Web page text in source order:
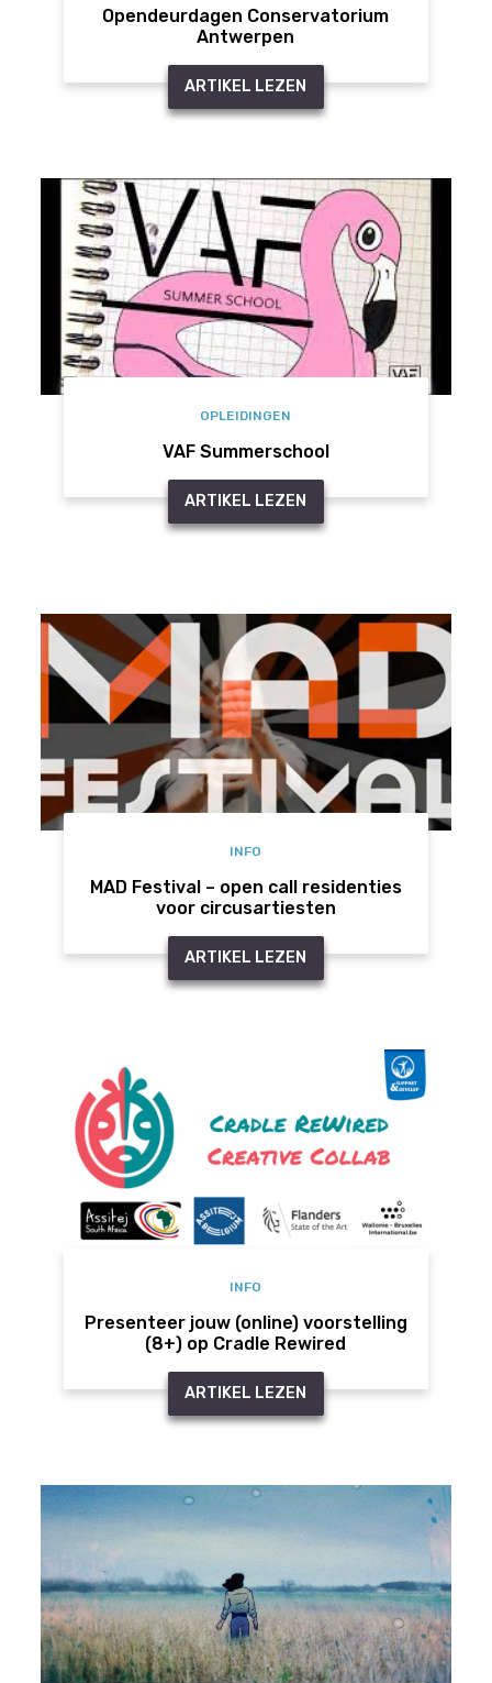
Opendeurdagen Conservatorium
Antwerpen
ARTIKEL LEZEN
OPLEIDINGEN
VAF Summerschool
ARTIKEL LEZEN
INFO
MAD Festival – open call residenties
voor circusartiesten
ARTIKEL LEZEN
INFO
Presenteer jouw (online) voorstelling
(8+) op Cradle Rewired
ARTIKEL LEZEN